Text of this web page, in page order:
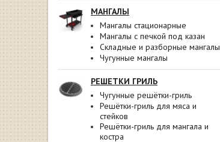
МАНГАЛЫ
Мангалы стационарные
Мангалы с печкой под казан
Складные и разборные мангалы
Чугунные мангалы
РЕШЕТКИ ГРИЛЬ
Чугунные решётки-гриль
Решётки-гриль для мяса и
стейков
Решётки-гриль для мангала и
костра